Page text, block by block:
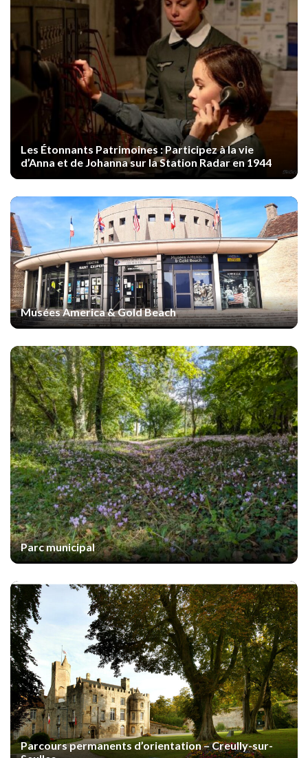
Les Étonnants Patrimoines : Participez à la vie
d’Anna et de Johanna sur la Station Radar en 1944
Musées America & Gold Beach
Parc municipal
Parcours permanents d’orientation – Creully-sur-